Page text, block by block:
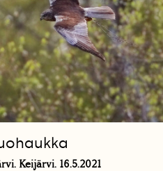
Keijärvi. 16.5.2021